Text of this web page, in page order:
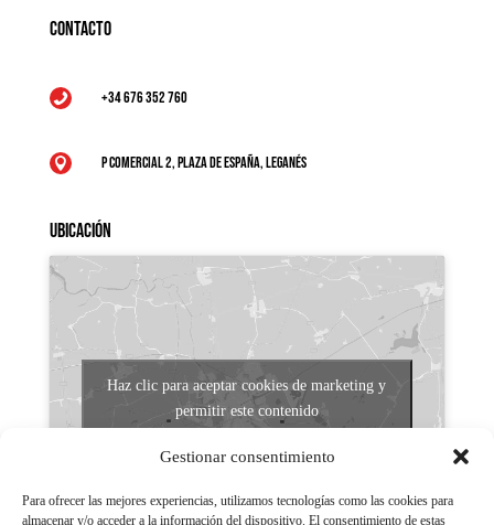
Gestionar consentimiento
Para ofrecer las mejores experiencias, utilizamos tecnologías como las cookies para
almacenar y/o acceder a la información del dispositivo. El consentimiento de estas
Contacto
 +34 676 352 760
 P Comercial 2, Plaza de España, Leganés
Ubicación
Haz clic para aceptar cookies de marketing y
permitir este contenido